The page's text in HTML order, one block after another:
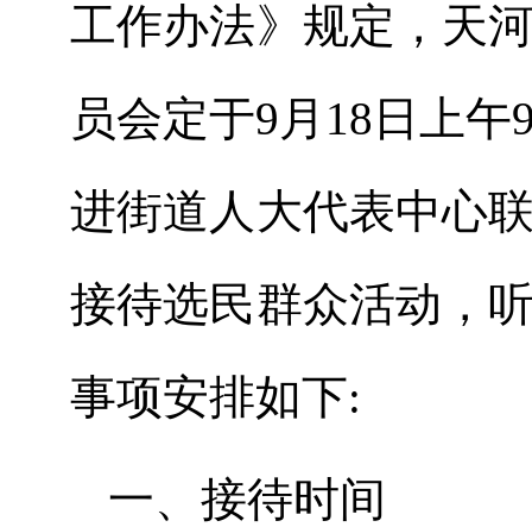
工作办法》规定，天
员会定于9月18日上
进街道人大代表中心
接待选民群众活动，
事项安排如下:
一、接待时间